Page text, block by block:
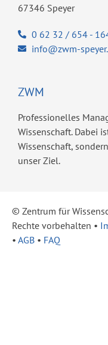
67346 Speyer
0 62 32 / 654 -
info@zwm-
ZWM
Professionelles
Wissenschaft. Dabei
Wissenschaft,
unser Ziel.
© Zentrum für
Rechte vorbehalten •
• AGB • FAQ